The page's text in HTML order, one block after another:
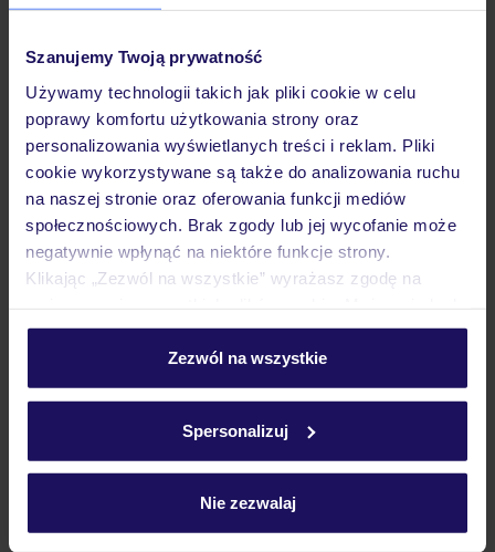
Szanujemy Twoją prywatność
Używamy technologii takich jak pliki cookie w celu
poprawy komfortu użytkowania strony oraz
personalizowania wyświetlanych treści i reklam. Pliki
cookie wykorzystywane są także do analizowania ruchu
na naszej stronie oraz oferowania funkcji mediów
społecznościowych. Brak zgody lub jej wycofanie może
negatywnie wpłynąć na niektóre funkcje strony.
Klikając „Zezwól na wszystkie” wyrażasz zgodę na
personalizować swój wybór wchodząc w zakładkę
Szczegółowe informacje o plikach cookie znajdziesz
Zezwól na wszystkie
Spersonalizuj
Nie zezwalaj
Pokoje
Atrakcje
Ważne informacje
Często zadawane pytania
Jak zmienić uczestników/osobę zgłaszającą?
Czy w Hotelu będzie przedstawiciel TUI?
Na jakiej podstawie i gdzie otrzymam karty
Zobacz więcej